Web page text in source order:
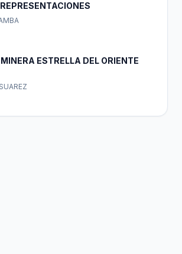
ESTRELLA DEL ORIENTE